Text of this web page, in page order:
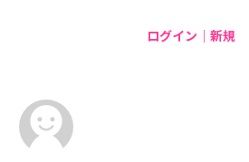
ログイン｜新規